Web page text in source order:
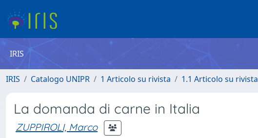
IRIS
IRIS Catalogo UNIPR 1 Articolo su rivista 1.1 Articolo su rivista
La domanda di carne in Italia
ZUPPIROLI, Marco